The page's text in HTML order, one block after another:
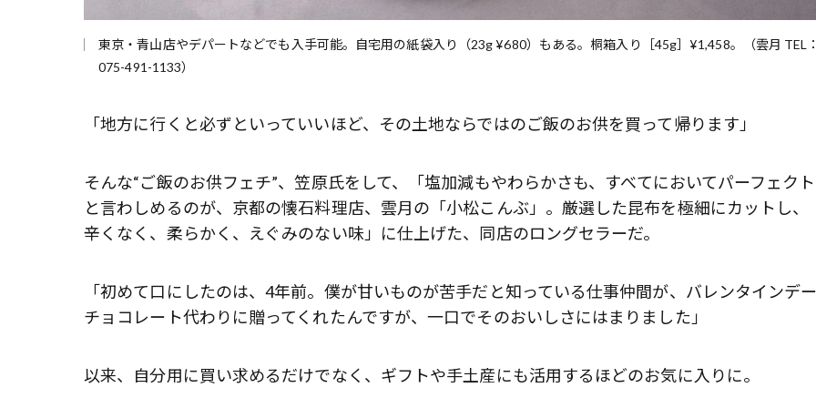
東京・青山店やデパートなどでも入手可能。自宅用の紙袋入り（23g ¥680）もある。桐箱入り［45g］¥1,458。（雲月 TEL：
075-491-1133）
「地方に行くと必ずといっていいほど、その土地ならではのご飯のお供を買って帰ります」
そんな“ご飯のお供フェチ”、笠原氏をして、「塩加減もやわらかさも、すべてにおいてパーフェクト
と言わしめるのが、京都の懐石料理店、雲月の「小松こんぶ」。厳選した昆布を極細にカットし、
辛くなく、柔らかく、えぐみのない味」に仕上げた、同店のロングセラーだ。
「初めて口にしたのは、4年前。僕が甘いものが苦手だと知っている仕事仲間が、バレンタインデ
チョコレート代わりに贈ってくれたんですが、一口でそのおいしさにはまりました」
以来、自分用に買い求めるだけでなく、ギフトや手土産にも活用するほどのお気に入りに。